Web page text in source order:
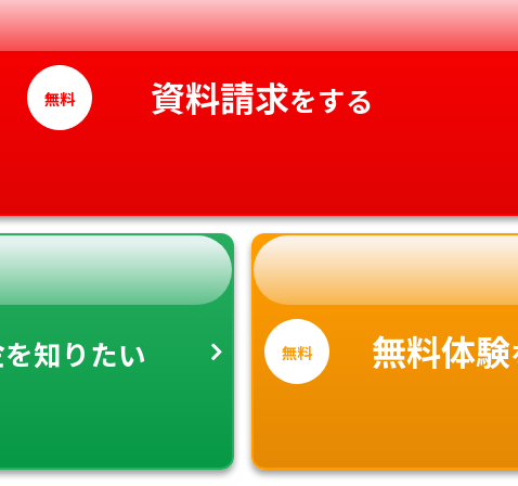
愛媛県
無料 資料請求をする
を知りたい 無料 無料体験